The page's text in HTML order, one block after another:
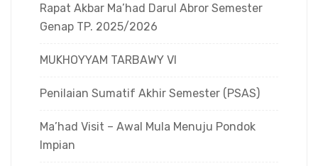
Rapat Akbar Ma’had Darul Abror Semester
Genap TP. 2025/2026
MUKHOYYAM TARBAWY VI
Penilaian Sumatif Akhir Semester (PSAS)
Ma’had Visit – Awal Mula Menuju Pondok
Impian